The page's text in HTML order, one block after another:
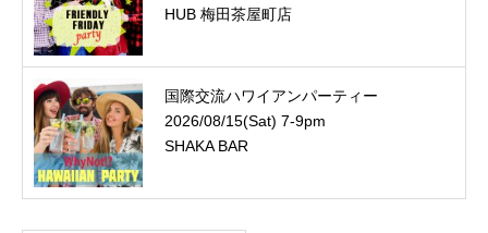
HUB 梅田茶屋町店
国際交流ハワイアンパーティー
2026/08/15(Sat) 7-9pm
SHAKA BAR